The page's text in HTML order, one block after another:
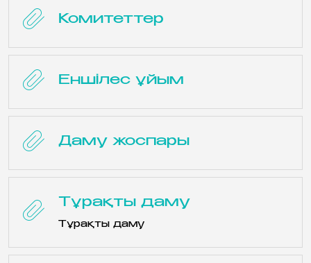
Комитеттер
Еншілес ұйым
Даму жоспары
Тұрақты даму
Тұрақты даму